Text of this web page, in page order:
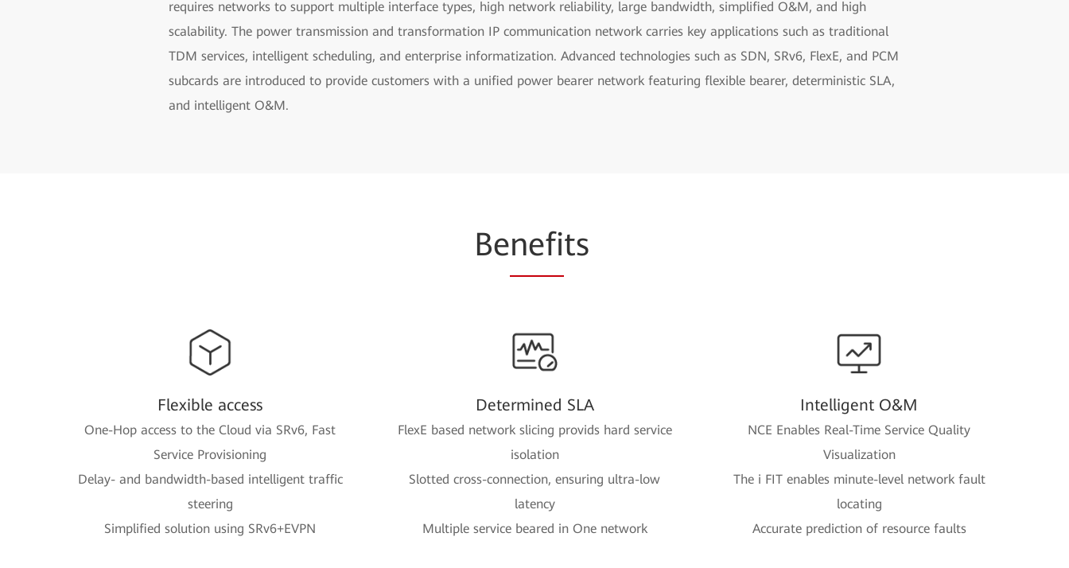
requires networks to support multiple interface types, high network reliability, large bandwidth, simplified O&M, and high
scalability. The power transmission and transformation IP communication network carries key applications such as traditional
TDM services, intelligent scheduling, and enterprise informatization. Advanced technologies such as SDN, SRv6, FlexE, and PCM
subcards are introduced to provide customers with a unified power bearer network featuring flexible bearer, deterministic SLA,
and intelligent O&M.
Benefits
Flexible access
One-Hop access to the Cloud via SRv6, Fast
Service Provisioning
Delay- and bandwidth-based intelligent traffic
steering
Simplified solution using SRv6+EVPN
Determined SLA
FlexE based network slicing provids hard service
isolation
Slotted cross-connection, ensuring ultra-low
latency
Multiple service beared in One network
Intelligent O&M
NCE Enables Real-Time Service Quality
Visualization
The i FIT enables minute-level network fault
locating
Accurate prediction of resource faults